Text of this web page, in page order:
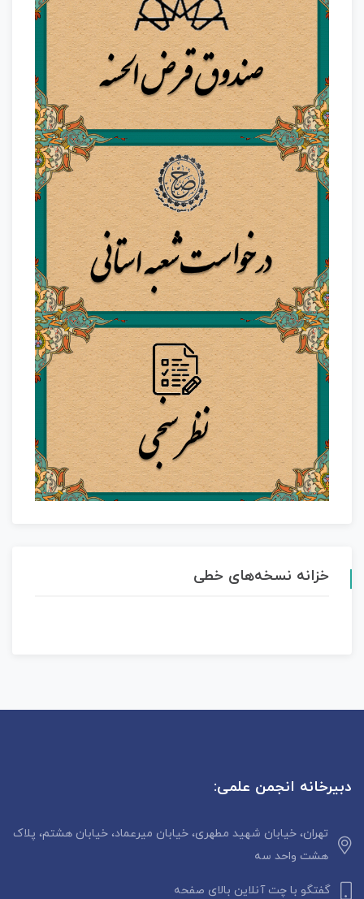
خزانه نسخه‌های خطی
دبیرخانه انجمن علمی:
تهران، خیابان شهید مطهری، خیابان میرعماد، خیابان هشتم، پلاک
هشت واحد سه
گفتگو با چت آنلاین بالای صفحه